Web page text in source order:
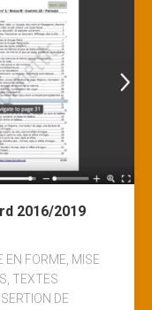
2016/2019
EN FORME, MISE
TEXTES
DE